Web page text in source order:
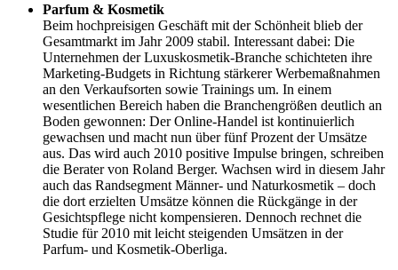
Parfum & Kosmetik
Beim hochpreisigen Geschäft mit der Schönheit blieb der
Gesamtmarkt im Jahr 2009 stabil. Interessant dabei: Die
Unternehmen der Luxuskosmetik-Branche schichteten ihre
Marketing-Budgets in Richtung stärkerer Werbemaßnahmen
an den Verkaufsorten sowie Trainings um. In einem
wesentlichen Bereich haben die Branchengrößen deutlich an
Boden gewonnen: Der Online-Handel ist kontinuierlich
gewachsen und macht nun über fünf Prozent der Umsätze
aus. Das wird auch 2010 positive Impulse bringen, schreiben
die Berater von Roland Berger. Wachsen wird in diesem Jahr
auch das Randsegment Männer- und Naturkosmetik – doch
die dort erzielten Umsätze können die Rückgänge in der
Gesichtspflege nicht kompensieren. Dennoch rechnet die
Studie für 2010 mit leicht steigenden Umsätzen in der
Parfum- und Kosmetik-Oberliga.